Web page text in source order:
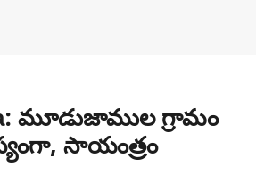
మూడుజాముల గ్రామం
సాయంత్రం